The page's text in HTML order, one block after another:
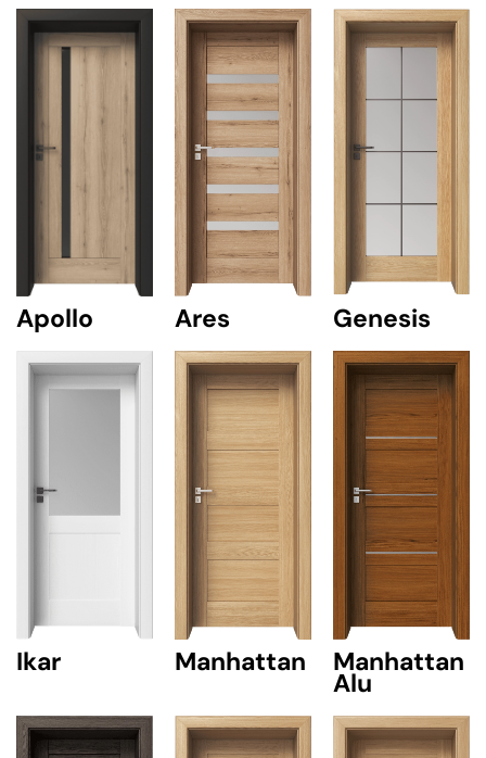
Apollo Ares Genesis
Ikar Manhattan Manhattan
Alu